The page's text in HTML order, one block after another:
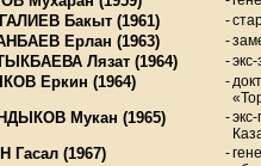
Бакыт (1961) -
Ерлан (1963) -
Лязат (1964) -
Еркин (1964) -
Мукан (1965) -
Гасал (1967) -